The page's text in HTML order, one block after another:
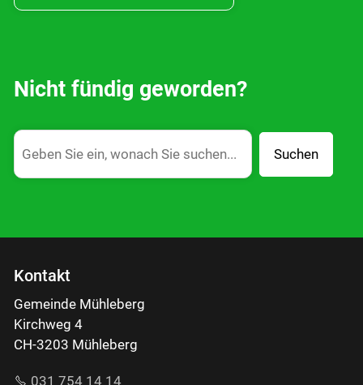
Nicht fündig geworden?
Suchen
Kontakt
Gemeinde Mühleberg
Kirchweg 4
CH-3203 Mühleberg
031 754 14 14